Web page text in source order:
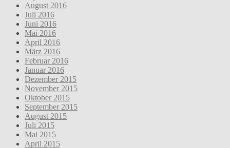
August 2016
Juli 2016
Juni 2016
Mai 2016
April 2016
März 2016
Februar 2016
Januar 2016
Dezember 2015
November 2015
Oktober 2015
September 2015
August 2015
Juli 2015
Mai 2015
April 2015